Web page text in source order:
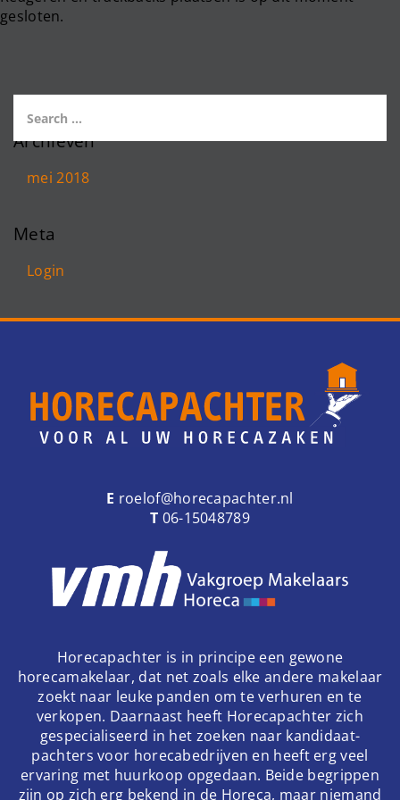
gesloten.
Archieven
mei 2018
Meta
Login
E roelof@horecapachter.nl
T 06-15048789
Horecapachter is in principe een gewone
horecamakelaar, dat net zoals elke andere makelaar
zoekt naar leuke panden om te verhuren en te
verkopen. Daarnaast heeft Horecapachter zich
gespecialiseerd in het zoeken naar kandidaat-
pachters voor horecabedrijven en heeft erg veel
ervaring met huurkoop opgedaan. Beide begrippen
zijn op zich erg bekend in de Horeca, maar niemand